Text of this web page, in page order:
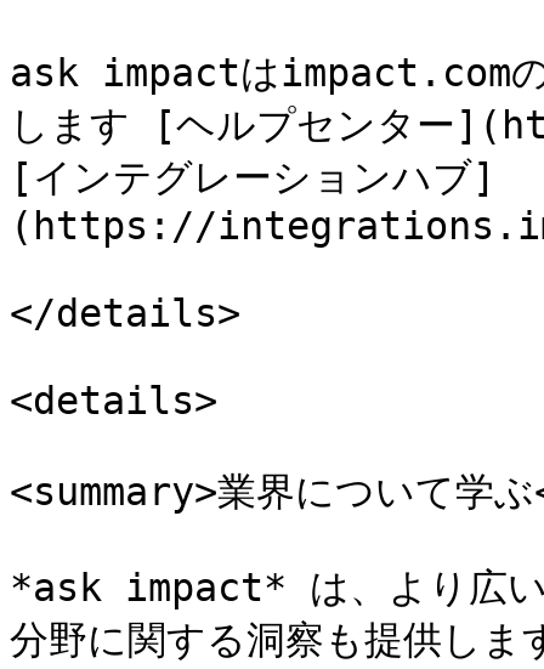
ask impactはimpact.comの
します [ヘルプセンタ
[インテグレーションハブ]
(https://
</details>
<details>
<summary>業界について学
*ask impact* は、より広い
分野に関する洞察も提供し